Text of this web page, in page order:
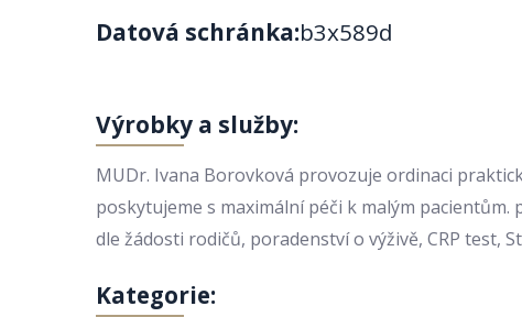
Datová schránka:b3x589d
Výrobky a služby:
MUDr. Ivana Borovková provozuje ordinaci
poskytujeme s maximální péči k malým
dle žádosti rodičů, poradenství o výživě, CRP test,
Kategorie: